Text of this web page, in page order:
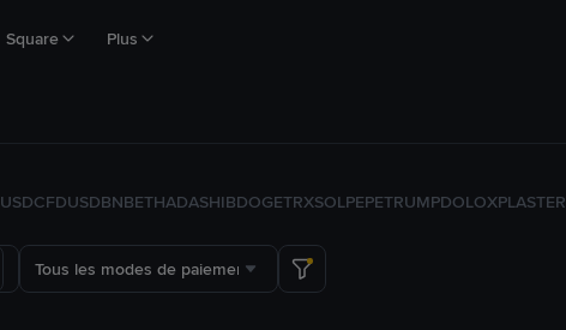
Square Plus
USDCFDUSDBNBETHADASHIBDOGETRXSOLPEPETRUMPDOLOXPLASTER
Tous les modes de paiement